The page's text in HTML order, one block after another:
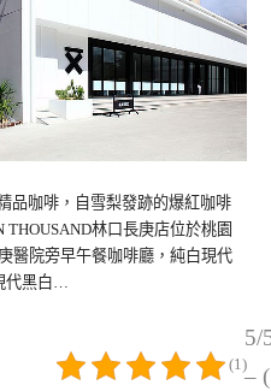
品咖啡，自雪梨發跡的爆紅咖啡
林口長庚店位於桃園
醫院旁早午餐咖啡廳，純白現代
代黑白…
5/
–
(1)